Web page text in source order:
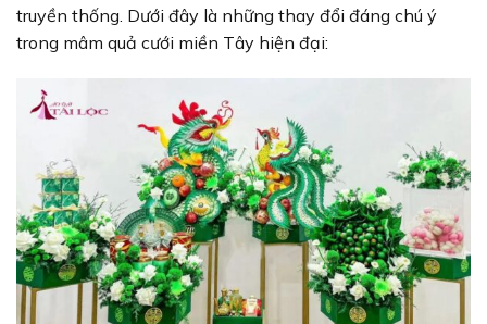
truyền thống. Dưới đây là những thay đổi đáng chú ý
trong mâm quả cưới miền Tây hiện đại: